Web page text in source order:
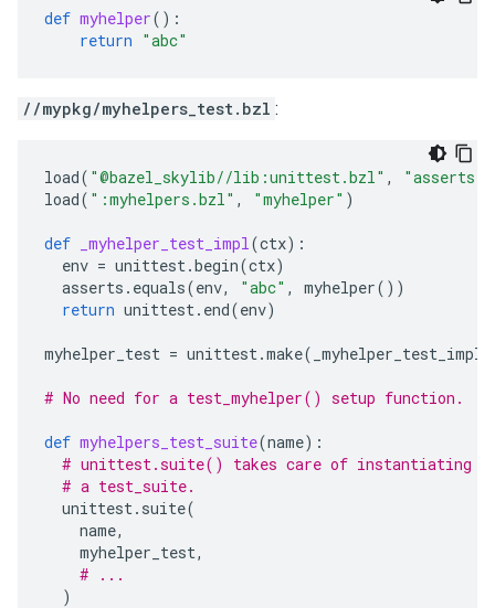
def myhelper():
return "abc"
//mypkg/myhelpers_test.bzl :
load( "@bazel_skylib//lib:unittest.bzl" , "asserts"
load( ":myhelpers.bzl" , "myhelper" )
def _myhelper_test_impl(ctx):
env = unittest.begin(ctx)
asserts . equals(env, "abc" , myhelper())
return unittest. end(env)
myhelper_test = unittest.make( _myhelper_test_impl
# No need for a test_myhelper() setup function.
def myhelpers_test_suite(name):
# unittest.suite() takes care of instantiating
# a test_suite.
unittest. suite(
name,
myhelper_test,
# ...
)